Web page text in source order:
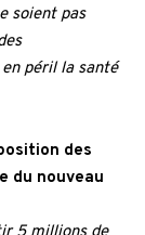
soient pas
péril la santé
des
du nouveau